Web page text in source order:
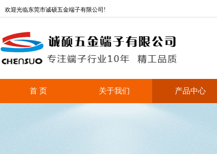
欢迎光临东莞市诚硕五金端子有限公司!
首 页 关于我们 产品中心